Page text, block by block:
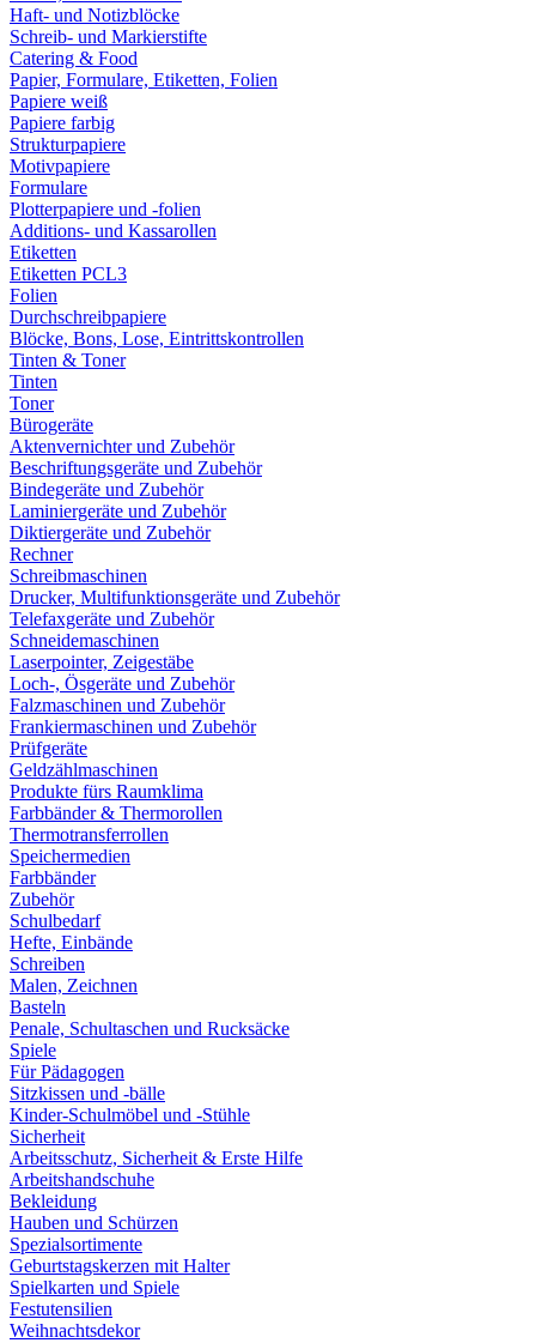
Haft- und Notizblöcke
Schreib- und Markierstifte
Catering & Food
Papier, Formulare, Etiketten, Folien
Papiere weiß
Papiere farbig
Strukturpapiere
Motivpapiere
Formulare
Plotterpapiere und -folien
Additions- und Kassarollen
Etiketten
Etiketten PCL3
Folien
Durchschreibpapiere
Blöcke, Bons, Lose, Eintrittskontrollen
Tinten & Toner
Tinten
Toner
Bürogeräte
Aktenvernichter und Zubehör
Beschriftungsgeräte und Zubehör
Bindegeräte und Zubehör
Laminiergeräte und Zubehör
Diktiergeräte und Zubehör
Rechner
Schreibmaschinen
Drucker, Multifunktionsgeräte und Zubehör
Telefaxgeräte und Zubehör
Schneidemaschinen
Laserpointer, Zeigestäbe
Loch-, Ösgeräte und Zubehör
Falzmaschinen und Zubehör
Frankiermaschinen und Zubehör
Prüfgeräte
Geldzählmaschinen
Produkte fürs Raumklima
Farbbänder & Thermorollen
Thermotransferrollen
Speichermedien
Farbbänder
Zubehör
Schulbedarf
Hefte, Einbände
Schreiben
Malen, Zeichnen
Basteln
Penale, Schultaschen und Rucksäcke
Spiele
Für Pädagogen
Sitzkissen und -bälle
Kinder-Schulmöbel und -Stühle
Sicherheit
Arbeitsschutz, Sicherheit & Erste Hilfe
Arbeitshandschuhe
Bekleidung
Hauben und Schürzen
Spezialsortimente
Geburtstagskerzen mit Halter
Spielkarten und Spiele
Festutensilien
Weihnachtsdekor